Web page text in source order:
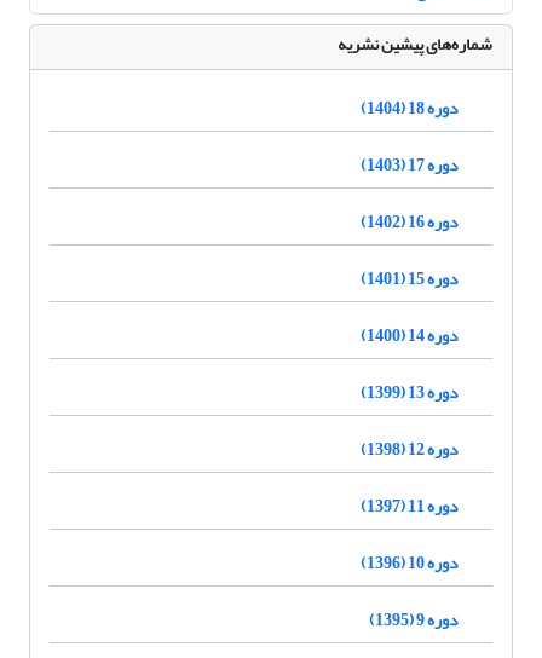
شماره‌های پیشین نشریه
دوره 18 (1404)
دوره 17 (1403)
دوره 16 (1402)
دوره 15 (1401)
دوره 14 (1400)
دوره 13 (1399)
دوره 12 (1398)
دوره 11 (1397)
دوره 10 (1396)
دوره 9 (1395)